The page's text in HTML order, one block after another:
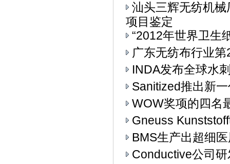
汕头三辉无纺机
项目鉴定
“2012年世界卫生
广东无纺布行业
INDA发布全球水
Sanitized推出新
WOW奖项的四名
Gneuss
BMS生产出超细
Conductive公司